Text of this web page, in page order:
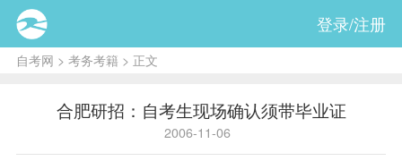
登录/注册
自考网 > 考务考籍 > 正文
合肥研招：自考生现场确认须带毕业证
2006-11-06